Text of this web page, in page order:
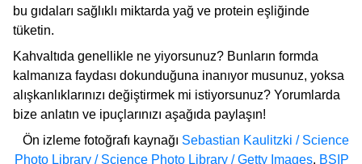
bu gıdaları sağlıklı miktarda yağ ve protein eşliğinde
tüketin.
Kahvaltıda genellikle ne yiyorsunuz? Bunların formda
kalmanıza faydası dokunduğuna inanıyor musunuz, yoksa
alışkanlıklarınızı değiştirmek mi istiyorsunuz? Yorumlarda
bize anlatın ve ipuçlarınızı aşağıda paylaşın!
Ön izleme fotoğrafı kaynağı Sebastian Kaulitzki / Science
Photo Library / Science Photo Library / Getty Images, BSIP